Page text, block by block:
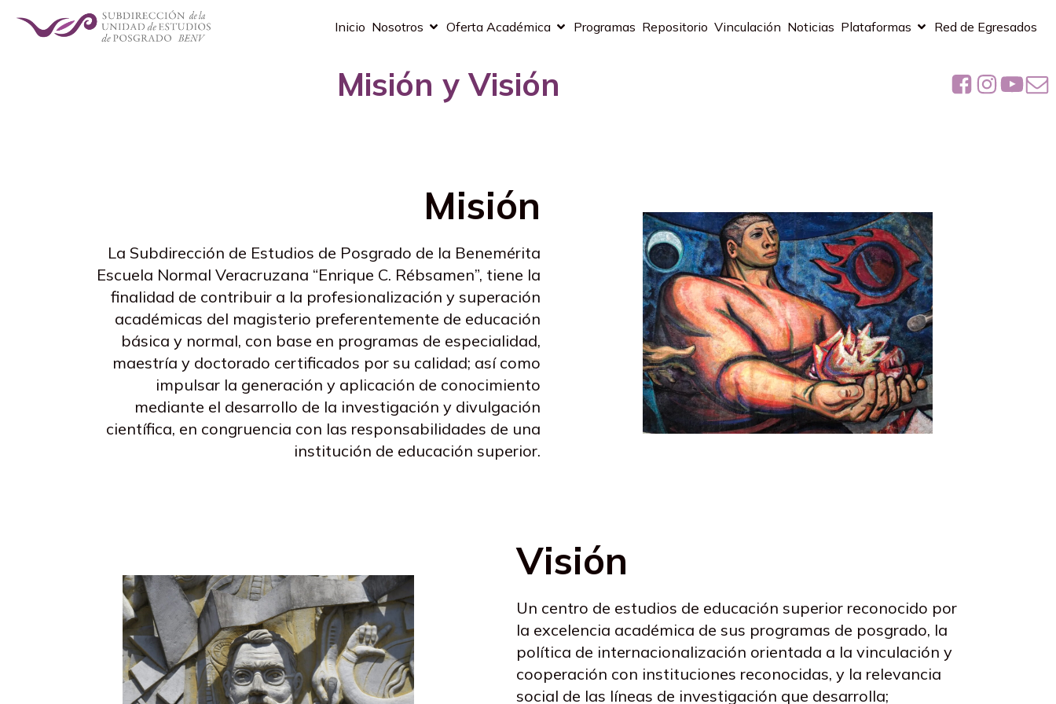
Inicio Nosotros Oferta Académica Programas Repositorio Vinculación Noticias Plataformas Red de Egresados
Misión y Visión
Misión
La Subdirección de Estudios de Posgrado de la Benemérita
Escuela Normal Veracruzana “Enrique C. Rébsamen”, tiene la
finalidad de contribuir a la profesionalización y superación
académicas del magisterio preferentemente de educación
básica y normal, con base en programas de especialidad,
maestría y doctorado certificados por su calidad; así como
impulsar la generación y aplicación de conocimiento
mediante el desarrollo de la investigación y divulgación
científica, en congruencia con las responsabilidades de una
institución de educación superior.
Visión
Un centro de estudios de educación superior reconocido por
la excelencia académica de sus programas de posgrado, la
política de internacionalización orientada a la vinculación y
cooperación con instituciones reconocidas, y la relevancia
social de las líneas de investigación que desarrolla;